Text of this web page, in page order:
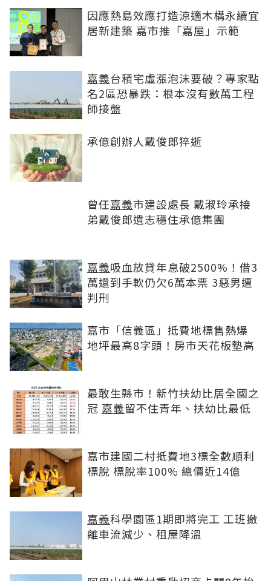
因應熱島效應打造涼適木構永續宜
居新建築 嘉市推「嘉屋」示範
嘉義台積宅虛漲泡沫要破？專家點
名2區恐暴跌：根本沒有數萬工程
師接盤
承億創辦人戴俊郎猝逝
曾任嘉義市建設處長 戴淑玲承接
弟戴俊郎遺志穩住承億集團
嘉義吸血放貸年息破2500%！借3
萬還到手軟仍欠6萬本票 3惡男遭
判刑
嘉市「信義區」抵費地標售熱爆
地坪最高8字頭！房市天花板墊高
最敢生縣市！新竹扶幼比居全國之
冠 嘉義留不住青年、扶幼比最低
嘉市建國二村抵費地3標全數順利
標脫 標脫率100% 總價近14億
嘉義科學園區1期即將完工 工班撤
離車流減少、租屋降溫